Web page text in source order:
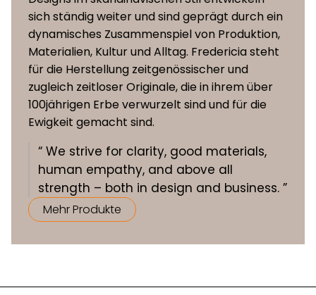
sich ständig weiter und sind geprägt durch ein
dynamisches Zusammenspiel von Produktion,
Materialien, Kultur und Alltag. Fredericia steht
für die Herstellung zeitgenössischer und
zugleich zeitloser Originale, die in ihrem über
100jährigen Erbe verwurzelt sind und für die
Ewigkeit gemacht sind.
“ We strive for clarity, good materials,
human empathy, and above all
strength – both in design and business. ”
Mehr Produkte